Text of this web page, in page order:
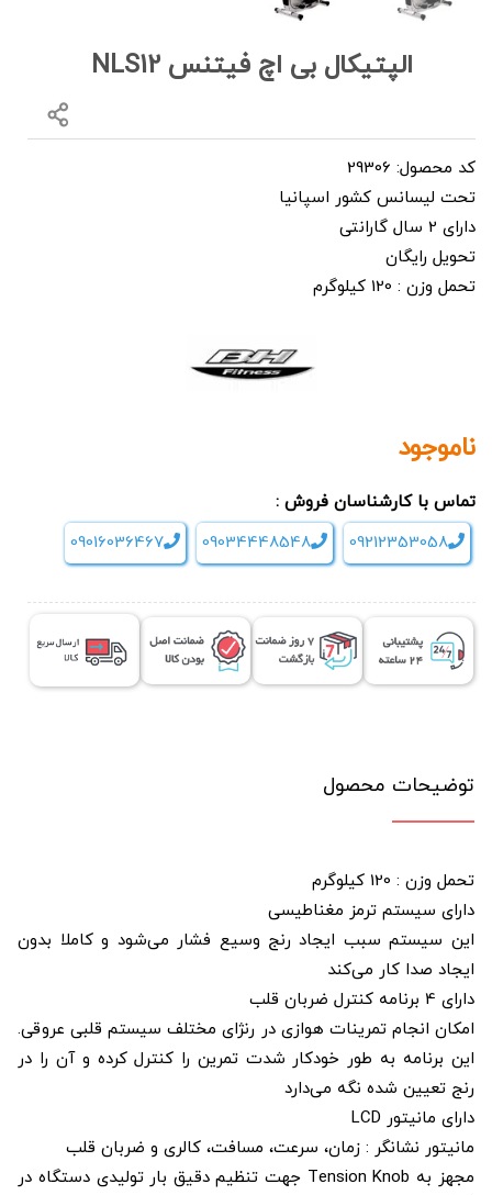
الپتیکال بی اچ فیتنس NLS12
کد محصول: 29306
تحت لیسانس کشور اسپانیا
دارای 2 سال گارانتی
تحویل رایگان
تحمل وزن : 120 کیلوگرم
ناموجود
تماس با کارشناسان فروش :
09212353058
09034448548
09016036467
توضیحات محصول
تحمل وزن : 120 کیلوگرم
دارای سیستم ترمز مغناطیسی
این سیستم سبب ایجاد رنج وسیع فشار می‌‌شود و کاملا بدون
ایجاد صدا کار می‌کند
دارای 4 برنامه کنترل ضربان قلب
امکان انجام تمرینات هوازی در رنژای مختلف سیستم قلبی عروقی.
این برنامه به طور خودکار شدت تمرین را کنترل کرده و آن را در
رنج تعیین شده نگه می‌‌دارد
دارای مانیتور LCD
مانیتور نشانگر : زمان، سرعت، مسافت، کالری و ضربان قلب
مجهز به Tension Knob جهت تنظیم دقیق بار تولیدی دستگاه در